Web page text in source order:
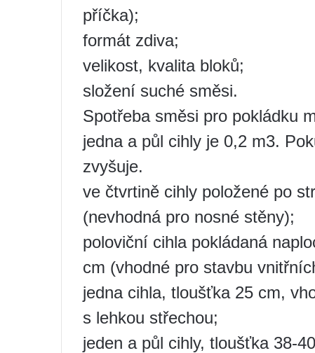
příčka);
formát zdiva;
velikost, kvalita bloků;
složení suché směsi.
Spotřeba směsi pro pokládku
jedna a půl cihly je 0,2 m3.
zvyšuje.
ve čtvrtině cihly položené po
(nevhodná pro nosné stěny);
poloviční cihla pokládaná
cm (vhodné pro stavbu
jedna cihla, tloušťka 25 cm,
s lehkou střechou;
jeden a půl cihly, tloušťka 38-